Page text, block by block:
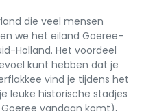
die veel mensen
we het eiland Goeree-
Holland. Het voordeel
kunt hebben dat je
vind je tijdens het
leuke historische stadjes
vandaan komt),